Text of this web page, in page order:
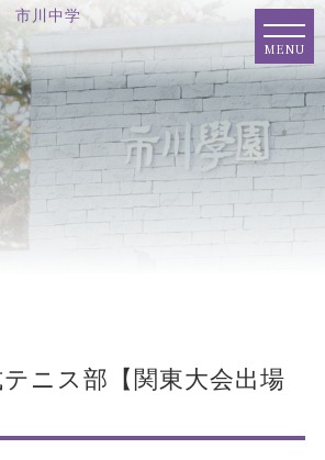
MENU
ニス部【関東大会出場